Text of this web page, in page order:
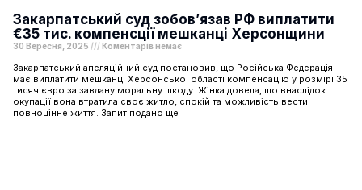
Закарпатський суд зобов’язав РФ виплатити
€35 тис. компенсції мешканці Херсонщини
30 Вересня, 2025 Коментарів немає
Закарпатський апеляційний суд постановив, що Російська Федерація
має виплатити мешканці Херсонської області компенсацію у розмірі 35
тисяч євро за завдану моральну шкоду. Жінка довела, що внаслідок
окупації вона втратила своє житло, спокій та можливість вести
повноцінне життя. Запит подано ще